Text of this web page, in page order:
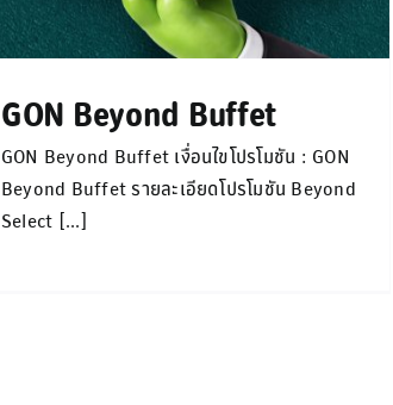
GON Beyond Buffet
GON Beyond Buffet เงื่อนไขโปรโมชัน : GON
Beyond Buffet รายละเอียดโปรโมชัน Beyond
Select [...]